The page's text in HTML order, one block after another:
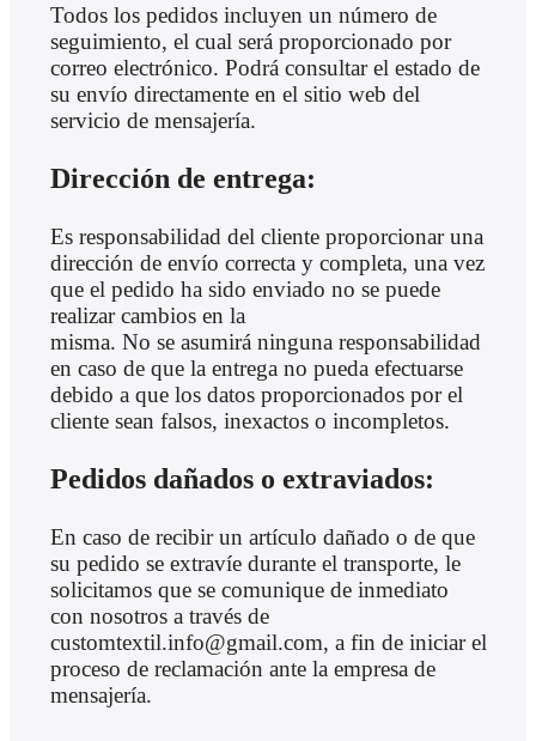
Todos los pedidos incluyen un número de
seguimiento, el cual será proporcionado por
correo electrónico. Podrá consultar el estado de
su envío directamente en el sitio web del
servicio de mensajería.
Dirección de entrega:
Es responsabilidad del cliente proporcionar una
dirección de envío correcta y completa, una vez
que el pedido ha sido enviado no se puede
realizar cambios en la
misma. No se asumirá ninguna responsabilidad
en caso de que la entrega no pueda efectuarse
debido a que los datos proporcionados por el
cliente sean falsos, inexactos o incompletos.
Pedidos dañados o extraviados:
En caso de recibir un artículo dañado o de que
su pedido se extravíe durante el transporte, le
solicitamos que se comunique de inmediato
con nosotros a través de
customtextil.info@gmail.com, a fin de iniciar el
proceso de reclamación ante la empresa de
mensajería.